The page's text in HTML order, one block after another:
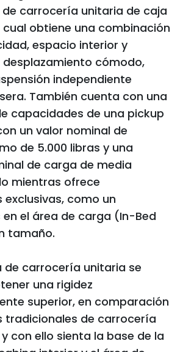
carrocería unitaria de caja
obtiene una combinación
espacio interior y
cómodo,
independiente
También cuenta con una
capacidades de una pickup
un valor nominal de
de 5.000 libras y una
de carga de media
mientras ofrece
como un
el área de carga (In-Bed
tamaño.
de carrocería unitaria se
una rigidez
superior, en comparación
tradicionales de carrocería
con ello sienta la base de la